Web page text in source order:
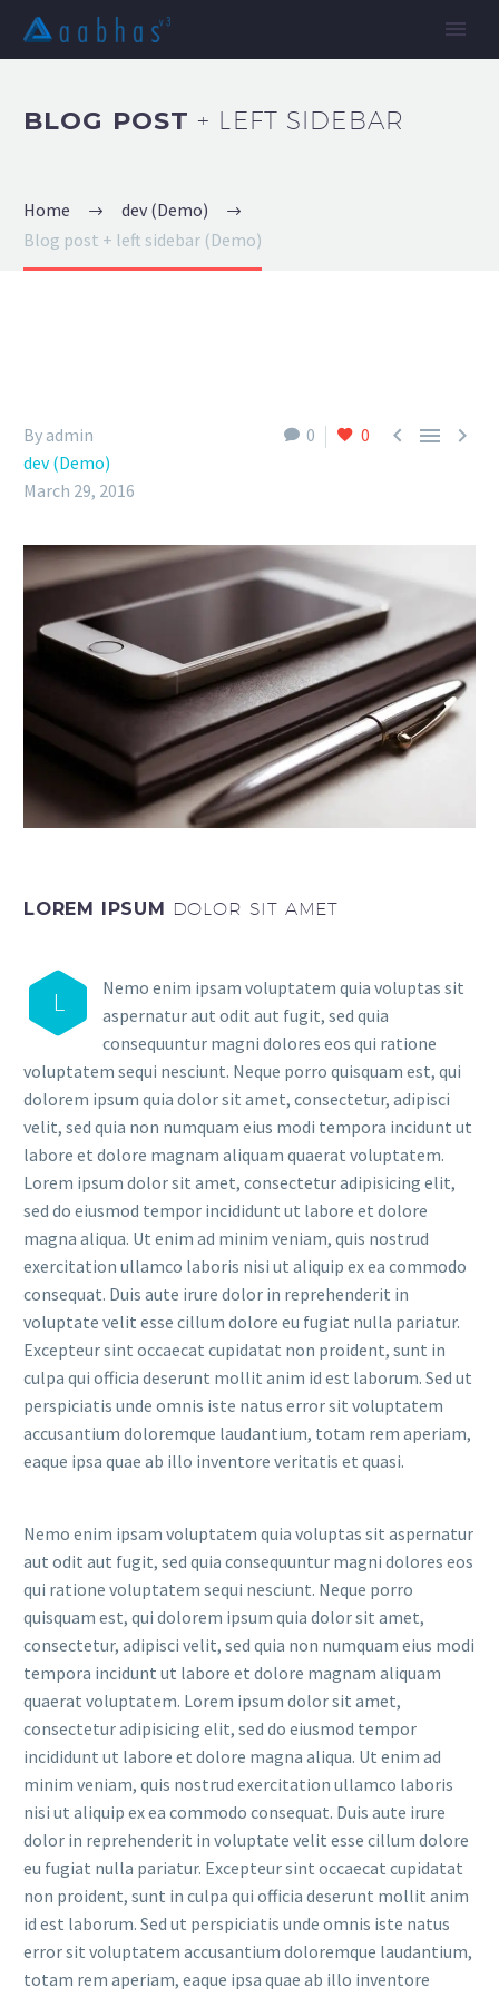
BLOG POST+ LEFT SIDEBAR
Home
dev (Demo)
Blog post + left sidebar (Demo)
0 0   
By admin
dev (Demo)
March 29, 2016
LOREM IPSUM DOLOR SIT AMET
L
Nemo enim ipsam voluptatem quia voluptas sit
aspernatur aut odit aut fugit, sed quia
consequuntur magni dolores eos qui ratione
voluptatem sequi nesciunt. Neque porro quisquam est, qui
dolorem ipsum quia dolor sit amet, consectetur, adipisci
velit, sed quia non numquam eius modi tempora incidunt ut
labore et dolore magnam aliquam quaerat voluptatem.
Lorem ipsum dolor sit amet, consectetur adipisicing elit,
sed do eiusmod tempor incididunt ut labore et dolore
magna aliqua. Ut enim ad minim veniam, quis nostrud
exercitation ullamco laboris nisi ut aliquip ex ea commodo
consequat. Duis aute irure dolor in reprehenderit in
voluptate velit esse cillum dolore eu fugiat nulla pariatur.
Excepteur sint occaecat cupidatat non proident, sunt in
culpa qui officia deserunt mollit anim id est laborum. Sed ut
perspiciatis unde omnis iste natus error sit voluptatem
accusantium doloremque laudantium, totam rem aperiam,
eaque ipsa quae ab illo inventore veritatis et quasi.
Nemo enim ipsam voluptatem quia voluptas sit aspernatur
aut odit aut fugit, sed quia consequuntur magni dolores eos
qui ratione voluptatem sequi nesciunt. Neque porro
quisquam est, qui dolorem ipsum quia dolor sit amet,
consectetur, adipisci velit, sed quia non numquam eius modi
tempora incidunt ut labore et dolore magnam aliquam
quaerat voluptatem. Lorem ipsum dolor sit amet,
consectetur adipisicing elit, sed do eiusmod tempor
incididunt ut labore et dolore magna aliqua. Ut enim ad
minim veniam, quis nostrud exercitation ullamco laboris
nisi ut aliquip ex ea commodo consequat. Duis aute irure
dolor in reprehenderit in voluptate velit esse cillum dolore
eu fugiat nulla pariatur. Excepteur sint occaecat cupidatat
non proident, sunt in culpa qui officia deserunt mollit anim
id est laborum. Sed ut perspiciatis unde omnis iste natus
error sit voluptatem accusantium doloremque laudantium,
totam rem aperiam, eaque ipsa quae ab illo inventore